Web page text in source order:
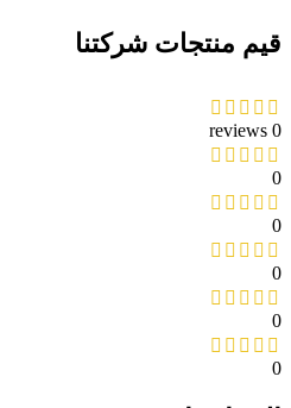
قيم منتجات شركتنا
0 reviews
0
0
0
0
0